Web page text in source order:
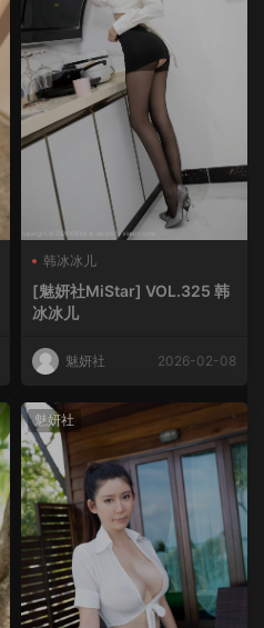
韩冰冰儿
[魅妍社MiStar] VOL.325 韩
冰冰儿
魅妍社 2026-02-08
魅妍社